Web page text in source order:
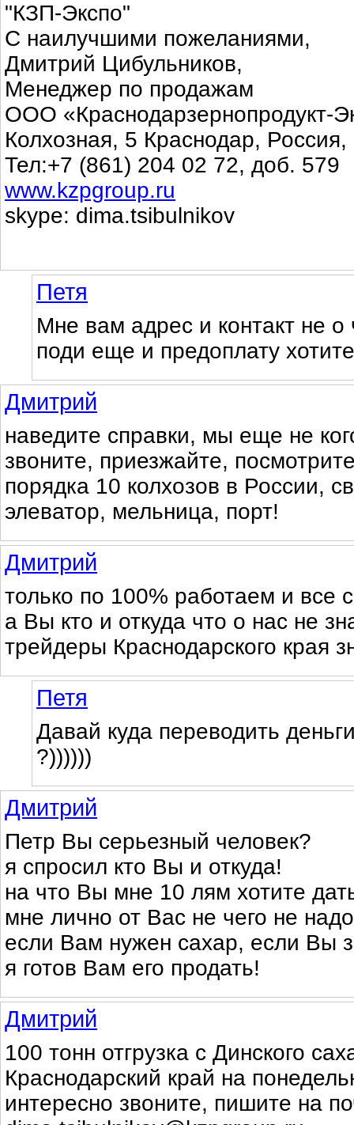
"КЗП-Экспо"
С наилучшими пожеланиями,
Дмитрий Цибульников,
Менеджер по продажам
ООО «Краснодарзернопродукт-
Колхозная, 5 Краснодар,
Тел:+7 (861) 204 02 72, доб. 579
www.kzpgroup.ru
skype: dima.tsibulnikov
Петя
Мне вам адрес и контакт не о
поди еще и предоплату
Дмитрий
наведите справки, мы еще не
звоните, приезжайте,
порядка 10 колхозов в России,
элеватор, мельница, порт!
Дмитрий
только по 100% работаем и все
а Вы кто и откуда что о нас не
трейдеры Краснодарского края
Петя
Давай куда переводить
?))))))
Дмитрий
Петр Вы серьезный человек?
я спросил кто Вы и откуда!
на что Вы мне 10 лям хотите
мне лично от Вас не чего не
если Вам нужен сахар, если Вы
я готов Вам его продать!
Дмитрий
100 тонн отгрузка с Динского
Краснодарский край на
интересно звоните, пишите на